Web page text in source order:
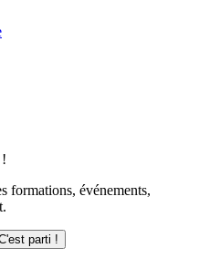
formations, événements,
parti !